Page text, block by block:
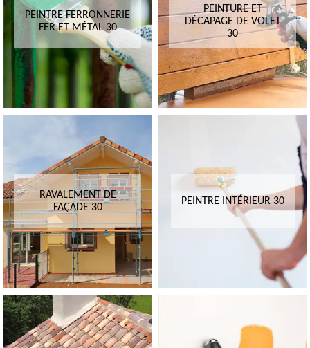
PEINTRE FERRONNERIE
FER ET MÉTAL 30
PEINTURE ET
DÉCAPAGE DE VOLET
30
RAVALEMENT DE
FAÇADE 30
PEINTRE INTÉRIEUR 30